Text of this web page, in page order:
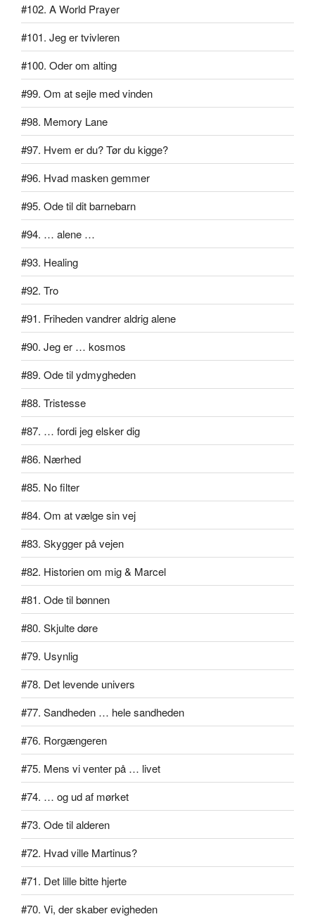
#102. A World Prayer
#101. Jeg er tvivleren
#100. Oder om alting
#99. Om at sejle med vinden
#98. Memory Lane
#97. Hvem er du? Tør du kigge?
#96. Hvad masken gemmer
#95. Ode til dit barnebarn
#94. … alene …
#93. Healing
#92. Tro
#91. Friheden vandrer aldrig alene
#90. Jeg er … kosmos
#89. Ode til ydmygheden
#88. Tristesse
#87. … fordi jeg elsker dig
#86. Nærhed
#85. No filter
#84. Om at vælge sin vej
#83. Skygger på vejen
#82. Historien om mig & Marcel
#81. Ode til bønnen
#80. Skjulte døre
#79. Usynlig
#78. Det levende univers
#77. Sandheden … hele sandheden
#76. Rorgængeren
#75. Mens vi venter på … livet
#74. … og ud af mørket
#73. Ode til alderen
#72. Hvad ville Martinus?
#71. Det lille bitte hjerte
#70. Vi, der skaber evigheden